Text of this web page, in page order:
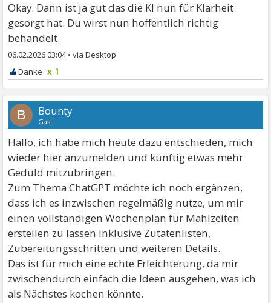
Okay. Dann ist ja gut das die KI nun für Klarheit
gesorgt hat. Du wirst nun hoffentlich richtig
behandelt.
06.02.2026 03:04•
x 1
B Bounty
Gast
Hallo, ich habe mich heute dazu entschieden, mich
wieder hier anzumelden und künftig etwas mehr
Geduld mitzubringen.
Zum Thema ChatGPT möchte ich noch ergänzen,
dass ich es inzwischen regelmäßig nutze, um mir
einen vollständigen Wochenplan für Mahlzeiten
erstellen zu lassen inklusive Zutatenlisten,
Zubereitungsschritten und weiteren Details.
Das ist für mich eine echte Erleichterung, da mir
zwischendurch einfach die Ideen ausgehen, was ich
als Nächstes kochen könnte.